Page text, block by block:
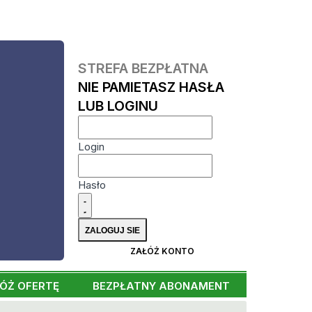
STREFA BEZPŁATNA
NIE PAMIETASZ HASŁA
LUB LOGINU
Login
Hasło
ZAŁÓŻ KONTO
OFERTĘ BEZPŁATNY ABONAMENT